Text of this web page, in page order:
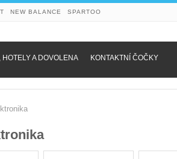
NEW BALANCE SPARTOO
A DOVOLENA KONTAKTNÍ ČOČKY